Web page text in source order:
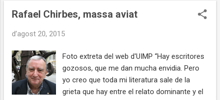
trastorn”. De vegades, es culpabilitzen per no
poder “satisfer” les seves parelles, atès que
mantenir-hi relacions. En algunes ocasions,
fins i tot es produeix el cas que un dels dos
pressiona l’altre perquè se suposa que té un
problema greu i no fa res per solucionar-lo.
Rafael Chirbes, massa aviat
d’agost 20, 2015
Foto extreta del web d'UIMP “Hay escritores
gozosos, que me dan mucha envidia. Pero
yo creo que toda mi literatura sale de la
grieta que hay entre el relato dominante y el